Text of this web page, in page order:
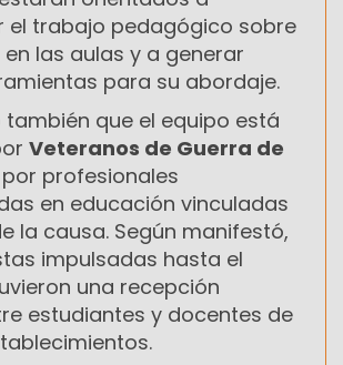
el trabajo pedagógico sobre
las aulas y a generar
para su abordaje.
también que el equipo está
Veteranos de Guerra de
profesionales
en educación vinculadas
la causa. Según manifestó,
impulsadas hasta el
una recepción
estudiantes y docentes de